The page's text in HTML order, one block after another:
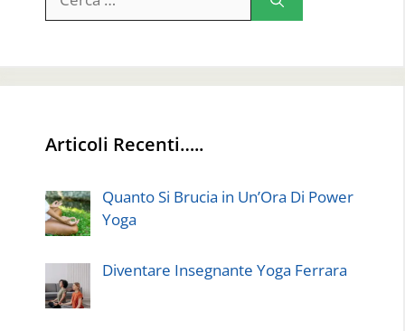
per:
Articoli Recenti…..
Quanto Si Brucia in Un’Ora Di Power
Yoga
Diventare Insegnante Yoga Ferrara